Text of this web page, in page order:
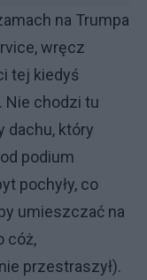
na Trumpa
wręcz
tej kiedyś
Nie chodzi tu
dachu, który
podium
pochyły, co
umieszczać na
cóż,
przestraszył).